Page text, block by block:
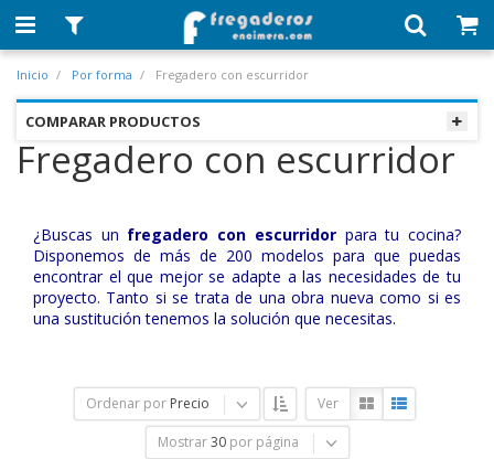
Inicio Por forma Fregadero con escurridor
COMPARAR PRODUCTOS
Fregadero con escurridor
¿Buscas un fregadero con escurridorpara tu cocina?
Disponemos de más de 200 modelos para que puedas
encontrar el que mejor se adapte a las necesidades de tu
proyecto. Tanto si se trata de una obra nueva como si es
una sustitución tenemos la solución que necesitas.
Ordenar por Precio Ver
Mostrar 30 por página